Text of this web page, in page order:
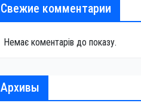
Свежие комментарии
Немає коментарів до показу.
Архивы